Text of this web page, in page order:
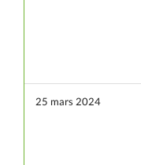
25 mars 2024